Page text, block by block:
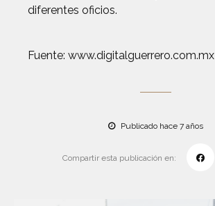
diferentes oficios.
Fuente: www.digitalguerrero.com.mx
Publicado hace 7 años
Compartir esta publicación en: